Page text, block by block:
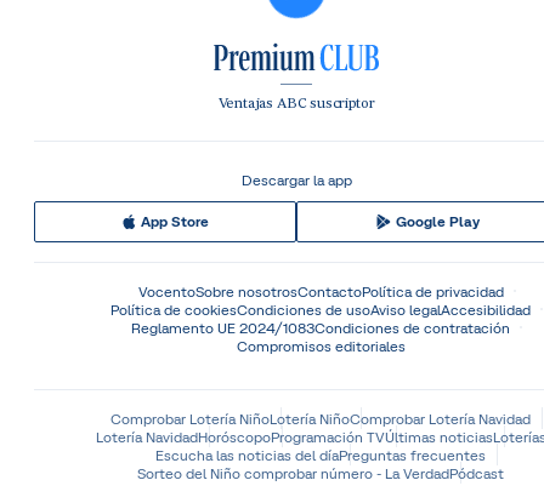
Ventajas ABC suscriptor
Descargar la app
App Store Google Play
VocentoSobre nosotrosContactoPolítica de privacidad
Política de cookiesCondiciones de usoAviso legalAccesibilidad
Reglamento UE 2024/1083Condiciones de contratación
Compromisos editoriales
Comprobar Lotería NiñoLotería NiñoComprobar Lotería Navidad
Lotería NavidadHoróscopoProgramación TVÚltimas noticias
Escucha las noticias del díaPreguntas frecuentes
Sorteo del Niño comprobar número - La VerdadPódcast